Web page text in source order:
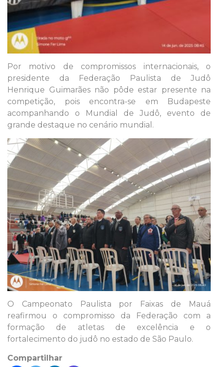
Por motivo de compromissos internacionais, o
presidente da Federação Paulista de Judô
Henrique Guimarães não pôde estar presente na
competição, pois encontra-se em Budapeste
acompanhando o Mundial de Judô, evento de
grande destaque no cenário mundial.
O Campeonato Paulista por Faixas de Mauá
reafirmou o compromisso da Federação com a
formação de atletas de excelência e o
fortalecimento do judô no estado de São Paulo.
Compartilhar